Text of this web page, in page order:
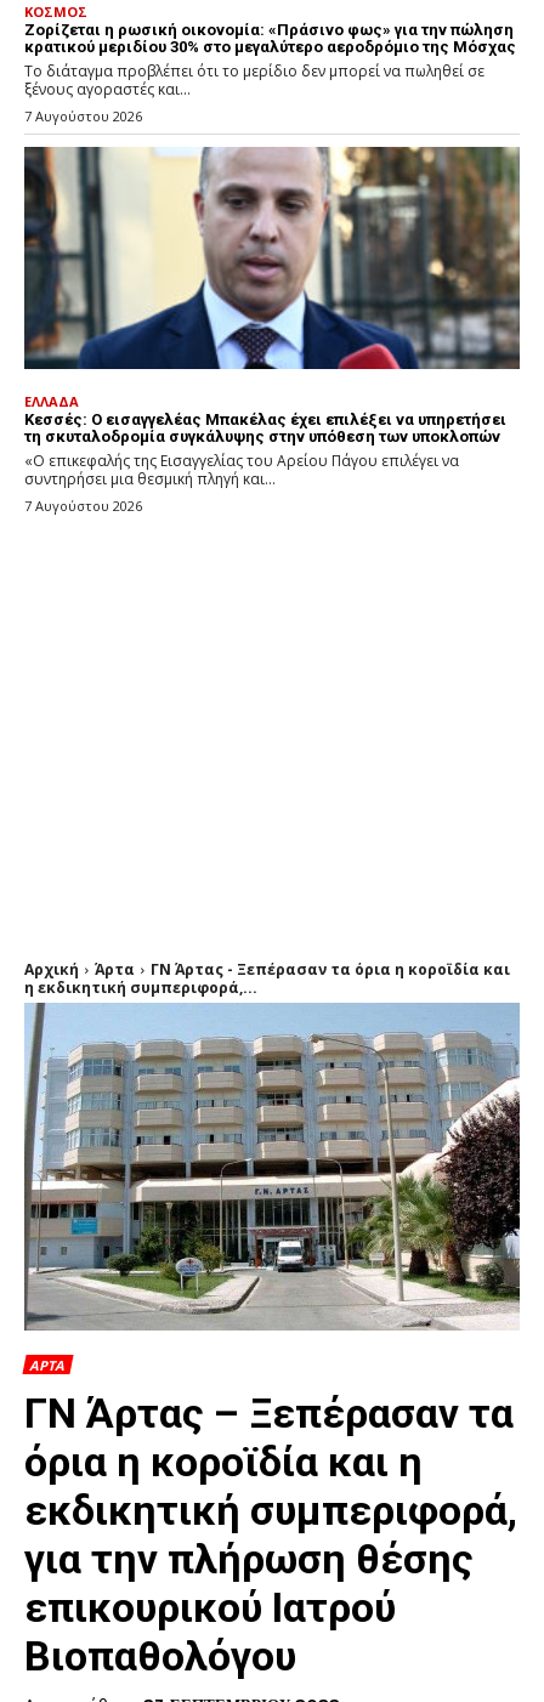
ΚΟΣΜΟΣ
Ζορίζεται η ρωσική οικονομία: «Πράσινο φως» για την πώληση
κρατικού μεριδίου 30% στο μεγαλύτερο αεροδρόμιο της Μόσχας
Το διάταγμα προβλέπει ότι το μερίδιο δεν μπορεί να πωληθεί σε
ξένους αγοραστές και...
7 Αυγούστου 2026
ΕΛΛΑΔΑ
Κεσσές: Ο εισαγγελέας Μπακέλας έχει επιλέξει να υπηρετήσει
τη σκυταλοδρομία συγκάλυψης στην υπόθεση των υποκλοπών
«Ο επικεφαλής της Εισαγγελίας του Αρείου Πάγου επιλέγει να
συντηρήσει μια θεσμική πληγή και...
7 Αυγούστου 2026